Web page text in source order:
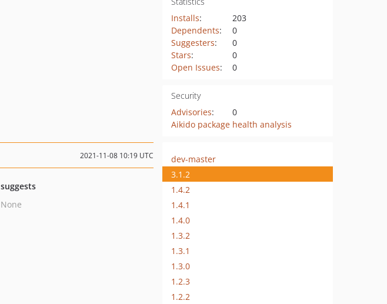
Installs:
203
Dependents:
0
Suggesters:
0
Stars:
0
Open Issues: 0
Security
Advisories:
0
Aikido package health analysis
2021-11-08 10:19 UTC
suggests
None
dev-master
3.1.2
1.4.2
1.4.1
1.4.0
1.3.2
1.3.1
1.3.0
1.2.3
1.2.2